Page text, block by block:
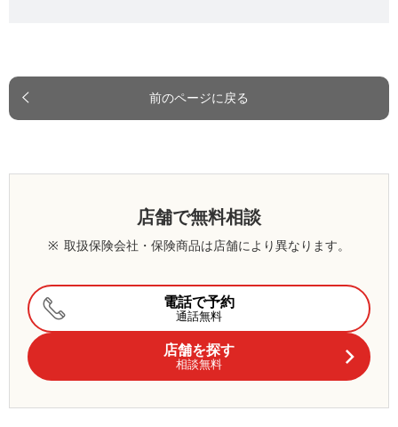
前のページに戻る
店舗で無料相談
※ 取扱保険会社・保険商品は店舗により異なります。
電話で予約
通話無料
店舗を探す
相談無料